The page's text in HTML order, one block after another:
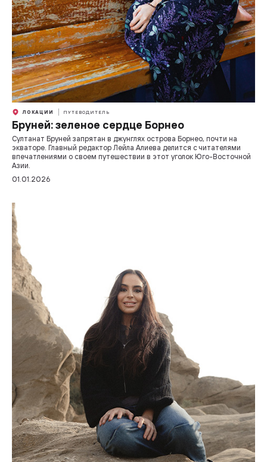
ЛОКАЦИИ ПУТЕВОДИТЕЛЬ
Бруней: зеленое сердце Борнео
Султанат Бруней запрятан в джунглях острова Борнео, почти на
экваторе. Главный редактор Лейла Алиева делится с читателями
впечатлениями о своем путешествии в этот уголок Юго-Восточной
Азии.
01.01.2026